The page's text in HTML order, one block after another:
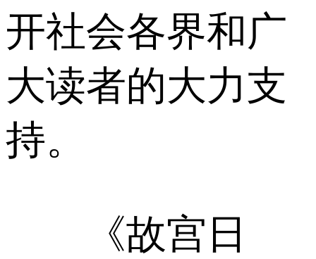
开社会各界和广
大读者的大力支
持。
《故宫日